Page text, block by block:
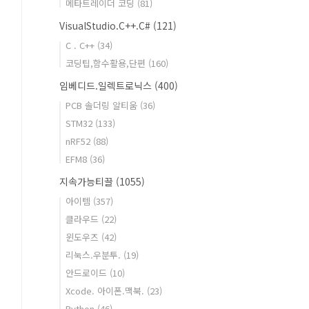
메타트레이더 코딩 (81)
VisualStudio.C++.C# (121)
C . C++ (34)
코딩팁,함수활용,단편 (160)
임베디드.일렉트로닉스 (400)
PCB 솔더링 알티움 (36)
STM32 (133)
nRF52 (88)
EFM8 (36)
지속가능티끌 (1055)
아이템 (357)
클라우드 (22)
윈도우즈 (42)
리눅스.우분투. (19)
안드로이드 (10)
Xcode. 아이폰.맥북. (23)